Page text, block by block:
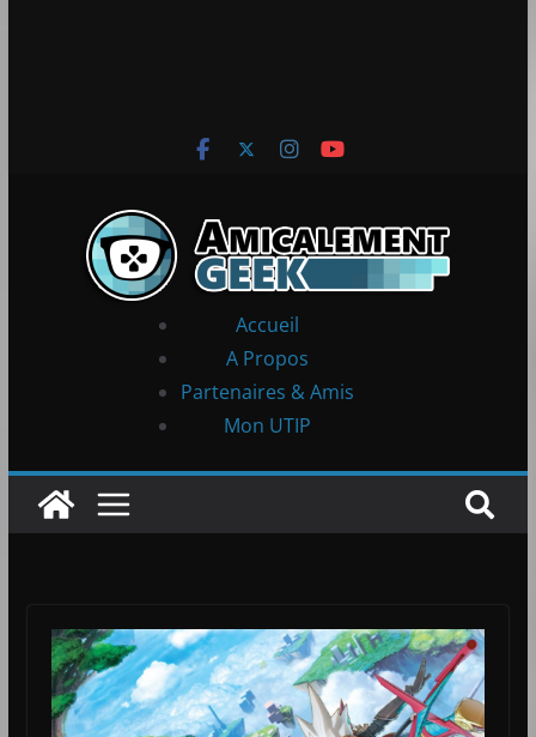
Accueil
A Propos
Partenaires & Amis
Mon UTIP